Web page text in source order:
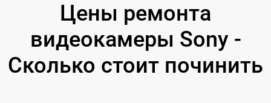
Цены ремонта
видеокамеры Sony -
Сколько стоит починить